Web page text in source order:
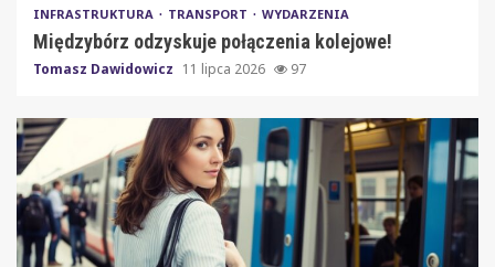
INFRASTRUKTURA TRANSPORT WYDARZENIA
Międzybórz odzyskuje połączenia kolejowe!
Tomasz Dawidowicz 11 lipca 2026 97